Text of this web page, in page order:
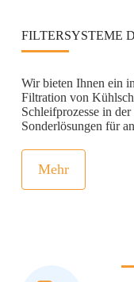
FILTERSYSTEME
Wir bieten Ihnen ein
Filtration von
Schleifprozesse in
Sonderlösungen für
Mehr